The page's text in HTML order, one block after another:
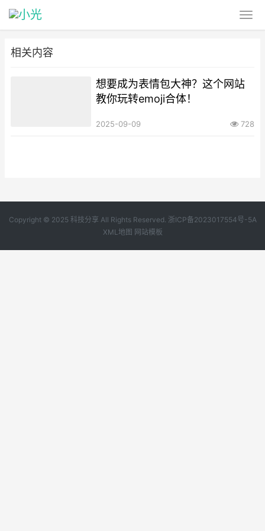
相关内容
想要成为表情包大神？这个网站
教你玩转emoji合体！
2025-09-09 728
Copyright © 2025 科技分享 All Rights Reserved. 浙ICP备2023017554号-5A
XML地图 网站模板